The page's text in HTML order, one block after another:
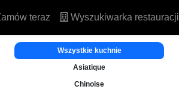
teraz Wyszukiwarka restauracji
Wszystkie kuchnie
Asiatique
Chinoise